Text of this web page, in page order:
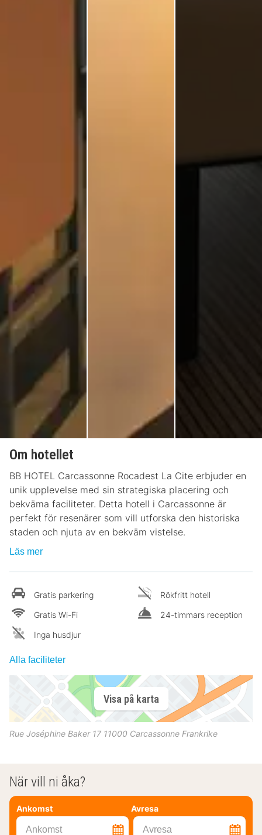
Om hotellet
BB HOTEL Carcassonne Rocadest La Cite erbjuder en
unik upplevelse med sin strategiska placering och
bekväma faciliteter. Detta hotell i Carcassonne är
perfekt för resenärer som vill utforska den historiska
staden och njuta av en bekväm vistelse.
Läs mer
Gratis parkering
Gratis Wi-Fi
Inga husdjur
Rökfritt hotell
24-timmars reception
Alla faciliteter
Visa på karta
Rue Joséphine Baker 17 11000 Carcassonne Frankrike
När vill ni åka?
Ankomst Avresa
Ankomst Avresa